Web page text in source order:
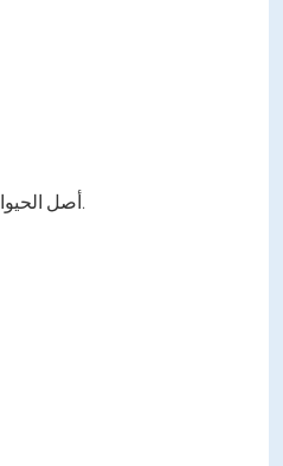
أصل الحيوان (المشيمة ، الكولاجين).